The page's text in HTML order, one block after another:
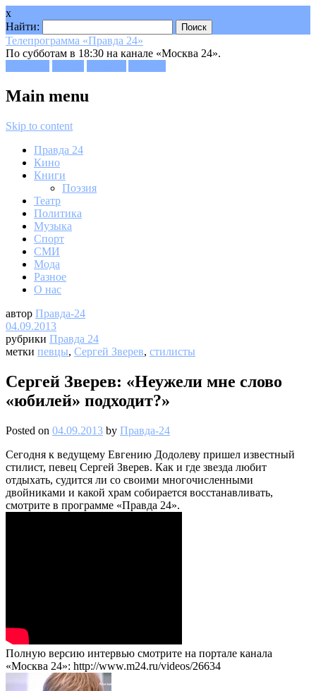
x
Найти:
Телепрограмма «Правда 24»
По субботам в 18:30 на канале «Москва 24».
Main menu
Skip to content
Правда 24
Кино
Книги
Поэзия
Театр
Политика
Музыка
Спорт
СМИ
Мода
Разное
О нас
автор Правда-24
04.09.2013
рубрики Правда 24
метки певцы, Сергей Зверев, стилисты
Сергей Зверев: «Неужели мне слово
«юбилей» подходит?»
Posted on 04.09.2013 by Правда-24
Сегодня к ведущему Евгению Додолеву пришел известный
стилист, певец Сергей Зверев. Как и где звезда любит
отдыхать, судится ли со своими многочисленными
двойниками и какой храм собирается восстанавливать,
смотрите в программе «Правда 24».
Полную версию интервью смотрите на портале канала
«Москва 24»: http://www.m24.ru/videos/26634